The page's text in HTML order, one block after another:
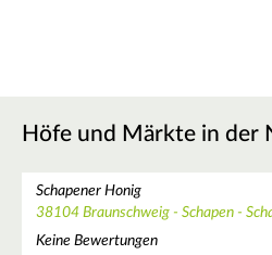
Höfe und Märkte in der
Schapener Honig
38104 Braunschweig - Schapen -
Keine Bewertungen